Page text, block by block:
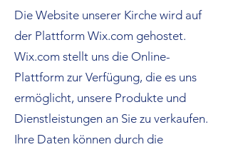
Die Website unserer Kirche wird auf
der Plattform Wix.com gehostet.
Wix.com stellt uns die Online-
Plattform zur Verfügung, die es uns
ermöglicht, unsere Produkte und
Dienstleistungen an Sie zu verkaufen.
Ihre Daten können durch die